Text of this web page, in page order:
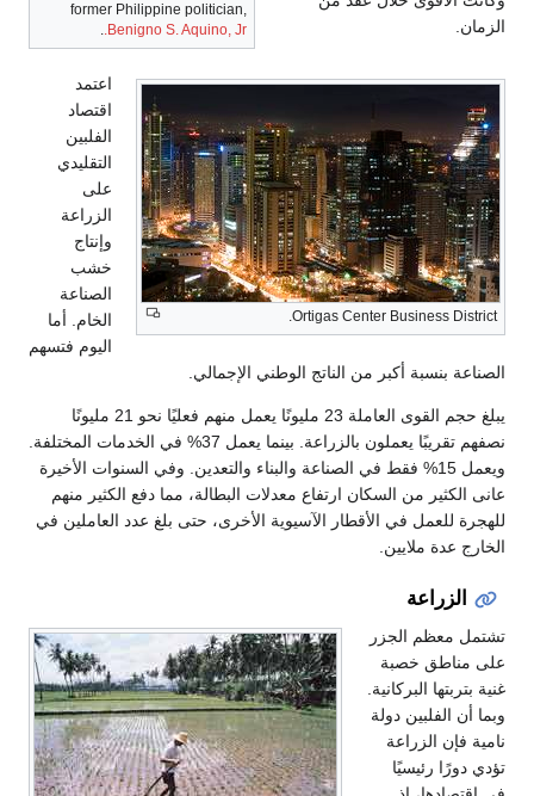
former Philippine politician,
Benigno S. Aquino, Jr.
.
Ortigas Center Business District.
الزمان.
اعتمد
اقتصاد
الفلبين
التقليدي
على
الزراعة
وإنتاج
خشب
الصناعة
الخام. أما
اليوم فتسهم
الصناعة بنسبة أكبر من الناتج الوطني الإجمالي.
يبلغ حجم القوى العاملة 23 مليونًا يعمل منهم فعليًا نحو 21 مليونًا
نصفهم تقريبًا يعملون بالزراعة. بينما يعمل 37% في الخدمات المختلفة.
ويعمل 15% فقط في الصناعة والبناء والتعدين. وفي السنوات الأخيرة
عانى الكثير من السكان ارتفاع معدلات البطالة، مما دفع الكثير منهم
للهجرة للعمل في الأقطار الآسيوية الأخرى، حتى بلغ عدد العاملين في
الخارج عدة ملايين.
الزراعة
تشتمل معظم الجزر
على مناطق خصبة
غنية بتربتها البركانية.
وبما أن الفلبين دولة
نامية فإن الزراعة
تؤدي دورًا رئيسيًا